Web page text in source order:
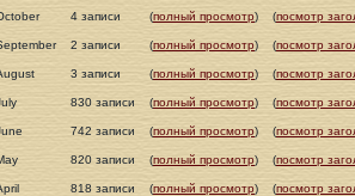
4 записи (полный просмотр) (посмотр
2 записи (полный просмотр) (посмотр
3 записи (полный просмотр) (посмотр
830 записи (полный просмотр) (посмотр
742 записи (полный просмотр) (посмотр
820 записи (полный просмотр) (посмотр
818 записи (полный просмотр) (посмотр